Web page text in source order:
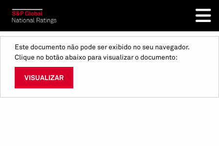
Este documento não pode ser exibido no seu navegador.
Clique no botão abaixo para visualizar o documento:
VISUALIZAR